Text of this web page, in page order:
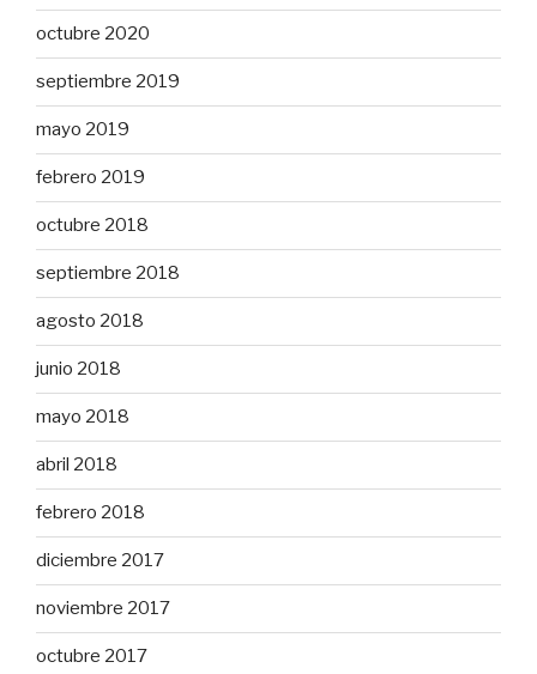
octubre 2020
septiembre 2019
mayo 2019
febrero 2019
octubre 2018
septiembre 2018
agosto 2018
junio 2018
mayo 2018
abril 2018
febrero 2018
diciembre 2017
noviembre 2017
octubre 2017